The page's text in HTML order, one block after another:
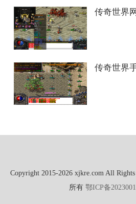
传奇世界
传奇世界
Copyright 2015-2026 xjkre.com All
所有 鄂ICP备